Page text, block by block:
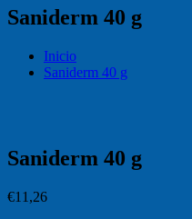
Saniderm 40 g
Inicio
Saniderm 40 g
Saniderm 40 g
€11,26